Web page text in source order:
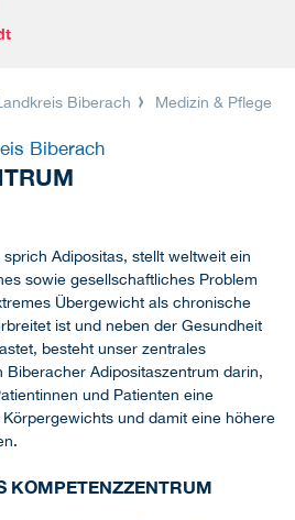
Biberach
Medizin & Pflege
Biberach
Adipositas, stellt weltweit ein
sowie gesellschaftliches Problem
Übergewicht als chronische
ist und neben der Gesundheit
besteht unser zentrales
Biberacher Adipositaszentrum darin,
und Patienten eine
und damit eine höhere
KOMPETENZZENTRUM